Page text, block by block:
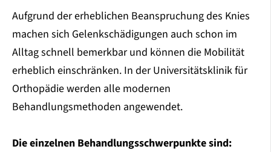
Aufgrund der erheblichen Beanspruchung des Knies
machen sich Gelenkschädigungen auch schon im
Alltag schnell bemerkbar und können die Mobilität
erheblich einschränken. In der Universitätsklinik für
Orthopädie werden alle modernen
Behandlungsmethoden angewendet.
Die einzelnen Behandlungsschwerpunkte sind: